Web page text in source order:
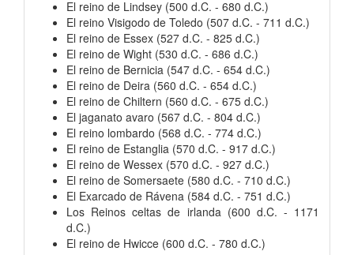
El reino de Lindsey (500 d.C. - 680 d.C.)
El reino Visigodo de Toledo (507 d.C. - 711 d.C.)
El reino de Essex (527 d.C. - 825 d.C.)
El reino de Wight (530 d.C. - 686 d.C.)
El reino de Bernicia (547 d.C. - 654 d.C.)
El reino de Deira (560 d.C. - 654 d.C.)
El reino de Chiltern (560 d.C. - 675 d.C.)
El jaganato avaro (567 d.C. - 804 d.C.)
El reino lombardo (568 d.C. - 774 d.C.)
El reino de Estanglia (570 d.C. - 917 d.C.)
El reino de Wessex (570 d.C. - 927 d.C.)
El reino de Somersaete (580 d.C. - 710 d.C.)
El Exarcado de Rávena (584 d.C. - 751 d.C.)
Los Reinos celtas de irlanda (600 d.C. - 1171
d.C.)
El reino de Hwicce (600 d.C. - 780 d.C.)